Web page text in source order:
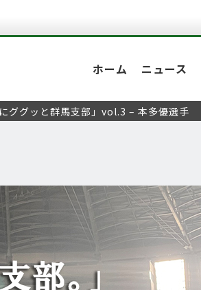
ホーム ニュース
ググッと群馬支部」vol.3 – 本多優選手